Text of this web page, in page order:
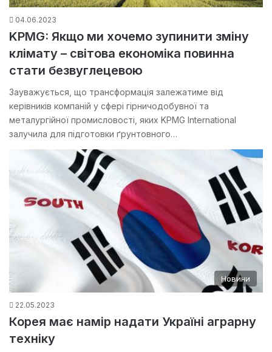
04.06.2023
KPMG: Якщо ми хочемо зупинити зміну
клімату – світова економіка повинна
стати безвуглецевою
Зауважується, що трансформація залежатиме від
керівників компаній у сфері гірничодобувної та
металургійної промисловості, яких KPMG International
залучила для підготовки ґрунтовного…
Новини
22.05.2023
Корея має намір надати Україні аграрну
техніку